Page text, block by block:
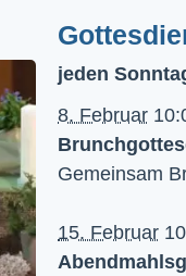
jeden
8. Februar
Gemeinsam
15. Februar